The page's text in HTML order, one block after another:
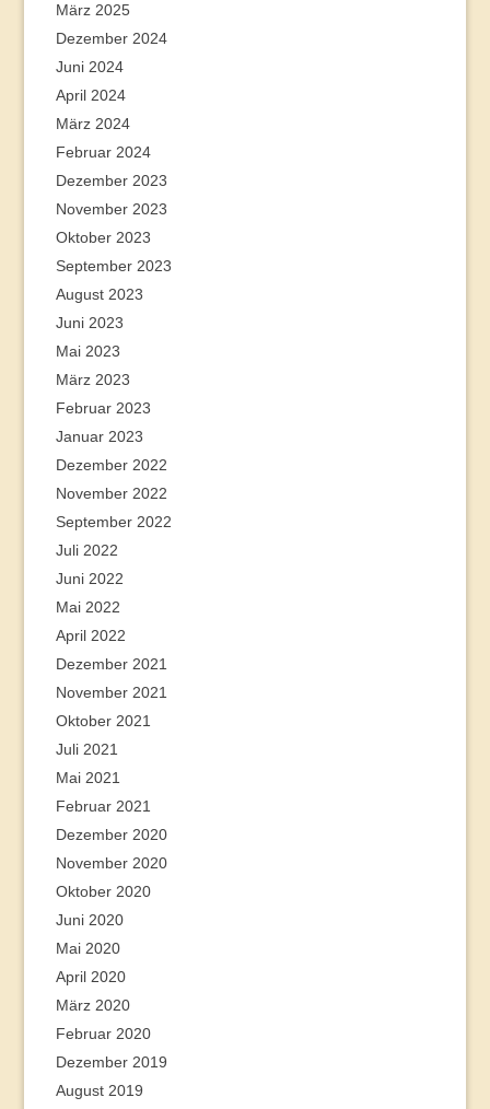
März 2025
Dezember 2024
Juni 2024
April 2024
März 2024
Februar 2024
Dezember 2023
November 2023
Oktober 2023
September 2023
August 2023
Juni 2023
Mai 2023
März 2023
Februar 2023
Januar 2023
Dezember 2022
November 2022
September 2022
Juli 2022
Juni 2022
Mai 2022
April 2022
Dezember 2021
November 2021
Oktober 2021
Juli 2021
Mai 2021
Februar 2021
Dezember 2020
November 2020
Oktober 2020
Juni 2020
Mai 2020
April 2020
März 2020
Februar 2020
Dezember 2019
August 2019